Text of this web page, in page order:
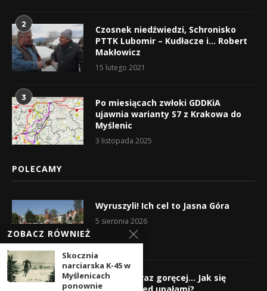
2
Czosnek niedźwiedzi, Schronisko
PTTK Lubomir – Kudłacze i… Robert
Makłowicz
15 lutego 2021
3
Po miesiącach zwłoki GDDKiA
ujawnia warianty S7 z Krakowa do
Myślenic
3 listopada 2025
POLECAMY
Wyruszyli! Ich cel to Jasna Góra
5 sierpnia 2026
Gorąco, coraz goręcej… Jak się
ZOBACZ RÓWNIEŻ
Skocznia
narciarska K-45 w
Myślenicach
ponownie